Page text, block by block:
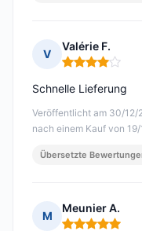
V
Valérie F.
Hinweis: 4 von
Veröffentlicht am 30/12/
nach einem Kauf von
Schnelle Lieferung
Übersetzte
M
Meunier A.